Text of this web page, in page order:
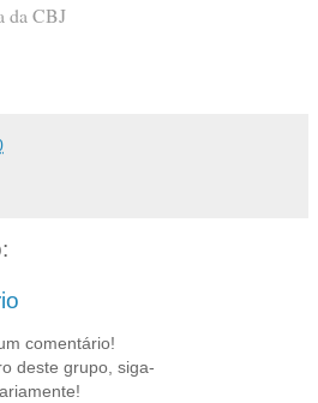
da CBJ
comentário!
deste grupo, siga-